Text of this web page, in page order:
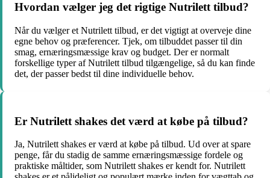
Hvordan vælger jeg det rigtige Nutrilett tilbud?
Når du vælger et Nutrilett tilbud, er det vigtigt at overveje dine
egne behov og præferencer. Tjek, om tilbuddet passer til din
smag, ernæringsmæssige krav og budget. Der er normalt
forskellige typer af Nutrilett tilbud tilgængelige, så du kan finde
det, der passer bedst til dine individuelle behov.
Er Nutrilett shakes det værd at købe på tilbud?
Ja, Nutrilett shakes er værd at købe på tilbud. Ud over at spare
penge, får du stadig de samme ernæringsmæssige fordele og
praktiske måltider, som Nutrilett shakes er kendt for. Nutrilett